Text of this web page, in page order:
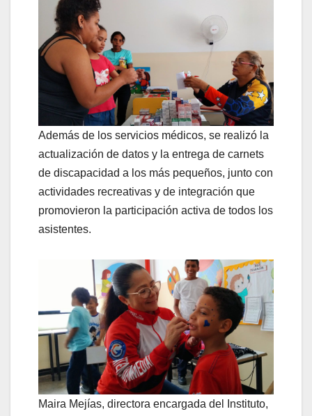
Además de los servicios médicos, se realizó la
actualización de datos y la entrega de carnets
de discapacidad a los más pequeños, junto con
actividades recreativas y de integración que
promovieron la participación activa de todos los
asistentes.
Maira Mejías, directora encargada del Instituto,